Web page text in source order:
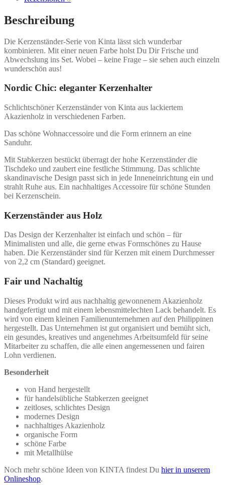
Beschreibung
Die Kerzenständer-Serie von Kinta lässt sich wunderbar
kombinieren. Mit einer neuen Farbe holst Du Dir Frische und
Abwechslung ins Set. Wobei – keine Frage – sie sehen auch einzeln
wunderschön aus!
Nordic Chic: eleganter Kerzenhalter
Schlichtschöner Kerzenständer von Kinta aus lackiertem
Akazienholz in verschiedenen Farben.
Das schöne Wohnaccessoire und die Form erinnern an eine
Sanduhr.
Mit Stabkerzen bestückt überragt der hohe Kerzenständer die
Tischdeko und zaubert eine festliche Stimmung. Das schlichte
skandinavische Design passt sich in jede Inneneinrichtung ein und
strahlt Ruhe aus. Ein nachhaltiges Accessoire für schöne Stunden
bei Kerzenschein.
Kerzenständer aus Holz
Das Design der Kerzenhalter ist einfach und schön – für
Minimalisten und alle, die gerne etwas Formschönes zu Hause
haben. Die Kerzenständer sind für Kerzen mit einem Durchmesser
von 2,2 cm (Standard) geeignet.
Fair und Nachaltig
Dieses Produkt wird aus nachhaltig gewonnenem Akazienholz
handgefertigt und mit einem lebensmittelechten Lack behandelt. Es
wird von einem kleinen Familienunternehmen auf den Philippinen
hergestellt. Das Unternehmen ist gut organisiert und bemüht sich,
ein gesundes, kreatives und angenehmes Arbeitsumfeld für seine
Mitarbeiter zu schaffen, die alle einen angemessenen und fairen
Lohn verdienen.
Besonderheit
von Hand hergestellt
für handelsübliche Stabkerzen geeignet
zeitloses, schlichtes Design
modernes Design
nachhaltiges Akazienholz
organische Form
schöne Farbe
mit Metallhülse
Noch mehr schöne Ideen von KINTA findest Du hier in unserem
Onlineshop.